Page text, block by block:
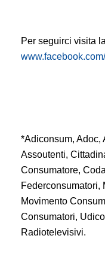
Per seguirci visita
*Adiconsum, Adoc,
Assoutenti,
Consumatore,
Federconsumatori,
Movimento
Consumatori,
Radiotelevisivi.